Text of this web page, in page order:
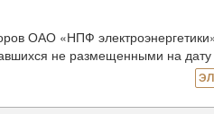
ОАО «НПФ
не размещенными на дату